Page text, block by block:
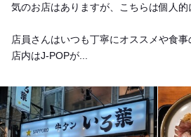
気のお店はありますが、こちらは個人的
店員さんはいつも丁寧にオススメや食事
店内はJ-POPが...